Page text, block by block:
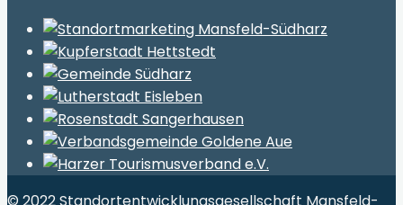
© 2022 Standortentwicklungsgesellschaft Mansfeld-